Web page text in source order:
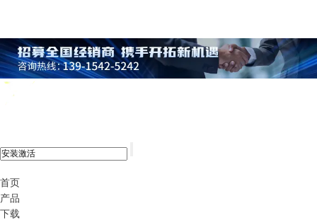
首页
产品
下载